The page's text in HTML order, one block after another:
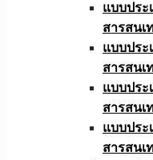
แบบประ
สารสนเ
แบบประ
สารสนเ
แบบประ
สารสนเ
แบบประ
สารสนเ